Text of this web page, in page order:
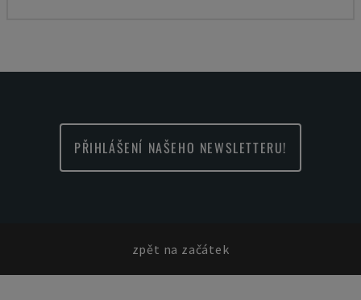
PŘIHLÁŠENÍ NAŠEHO NEWSLETTERU!
zpět na začátek